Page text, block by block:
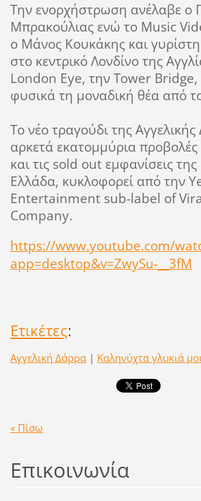
Την ενορχήστρωση ανέλαβε ο
Μπρακούλιας ενώ το Music
ο Μάνος Κουκάκης και
στο κεντρικό Λονδίνο της
London Eye, την Tower Bridge,
φυσικά τη μοναδική θέα από
Το νέο τραγούδι της
αρκετά εκατομμύρια
και τις sold out εμφανίσεις
Ελλάδα, κυκλοφορεί από την
Entertainment sub-label of
Company.
https://www.youtube.com/
app=desktop&v=ZwySu-__3fM
Ετικέτες:
Αγγελική Δάρρα | Καληνύχτα γλυκιά
« Πίσω
Επικοινωνία